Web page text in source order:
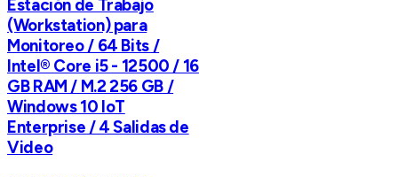
Estación de Trabajo
(Workstation) para
Monitoreo / 64 Bits /
Intel® Core i5 - 12500 / 16
GB RAM / M.2 256 GB /
Windows 10 IoT
Enterprise / 4 Salidas de
Video